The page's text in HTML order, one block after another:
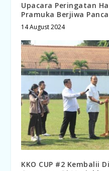
Upacara Peringatan
Pramuka Berjiwa
14 August 2024
KKO CUP #2 Kembalii